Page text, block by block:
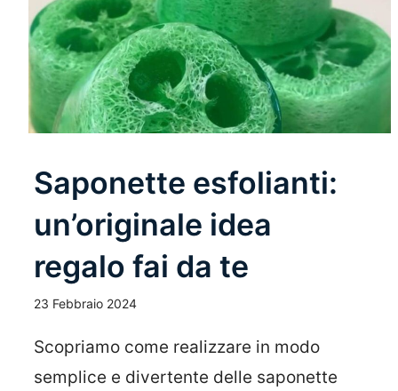
Saponette esfolianti:
un’originale idea
regalo fai da te
23 Febbraio 2024
Scopriamo come realizzare in modo
semplice e divertente delle saponette